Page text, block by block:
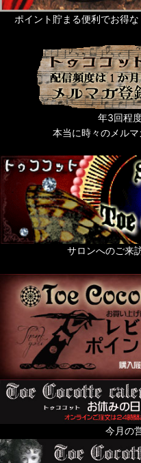
ポイント貯まる便利でお得
年3回程
本当に時々のメルマ
サロンへのご来
今月の